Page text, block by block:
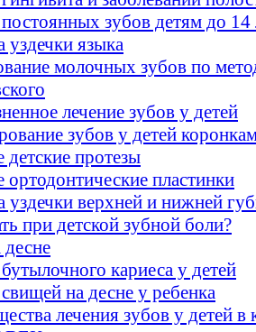
зубов детям до 14
уздечки языка
молочных зубов по
лечение зубов у детей
зубов у детей
протезы
пластинки
уздечки верхней и нижней
при детской зубной боли?
десне
кариеса у детей
на десне у ребенка
лечения зубов у детей в